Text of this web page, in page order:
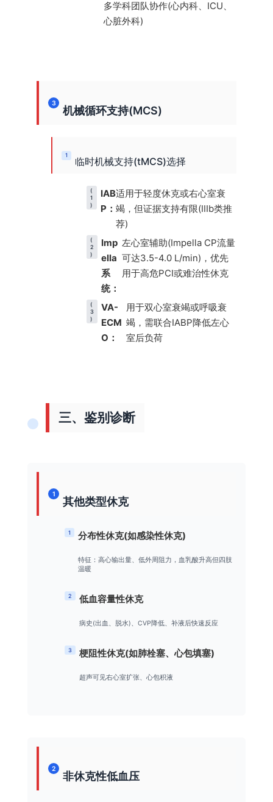
多学科团队协作(心内科、ICU、
心脏外科)
3
机械循环支持(MCS)
1
临时机械支持(tMCS)选择
(
1
)
IAB
P：
适用于轻度休克或右心室衰
竭，但证据支持有限(IIIb类推
荐)
(
2
)
Imp
ella
系
统：
左心室辅助(Impella CP流量
可达3.5-4.0 L/min)，优先
用于高危PCI或难治性休克
(
3
)
VA-
ECM
O：
用于双心室衰竭或呼吸衰
竭，需联合IABP降低左心
室后负荷
三、鉴别诊断
1
其他类型休克
1 分布性休克(如感染性休克)
特征：高心输出量、低外周阻力，血乳酸升高但四肢
温暖
2 低血容量性休克
病史(出血、脱水)、CVP降低、补液后快速反应
3 梗阻性休克(如肺栓塞、心包填塞)
超声可见右心室扩张、心包积液
2
非休克性低血压